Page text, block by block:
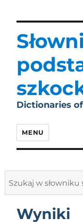
Dictionaries
MENU
Wyniki